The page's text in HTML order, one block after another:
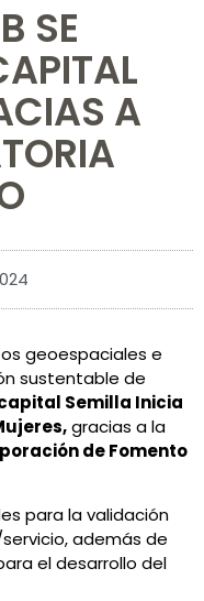
SE
A
geoespaciales e
sustentable de
Semilla Inicia
gracias a la
de Fomento
para la validación
además de
el desarrollo del